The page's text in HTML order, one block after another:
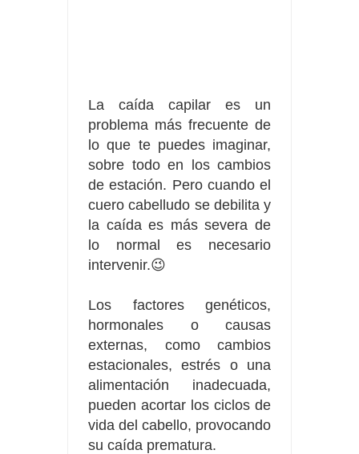
La caída capilar es un
problema más frecuente de
lo que te puedes imaginar,
sobre todo en los cambios
de estación. Pero cuando el
cuero cabelludo se debilita y
la caída es más severa de
lo normal es necesario
intervenir.😉
Los factores genéticos,
hormonales o causas
externas, como cambios
estacionales, estrés o una
alimentación inadecuada,
pueden acortar los ciclos de
vida del cabello, provocando
su caída prematura.